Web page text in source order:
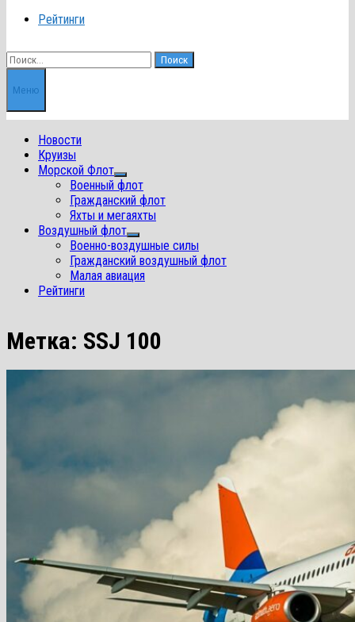
Рейтинги
Найти:
Меню
Новости
Круизы
Морской Флот
Показать
подменю
Военный флот
Гражданский флот
Яхты и мегаяхты
Воздушный флот
Показать
подменю
Военно-воздушные силы
Гражданский воздушный флот
Малая авиация
Рейтинги
Метка: SSJ 100